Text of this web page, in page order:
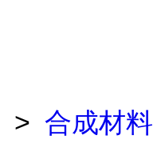
> 合成材料